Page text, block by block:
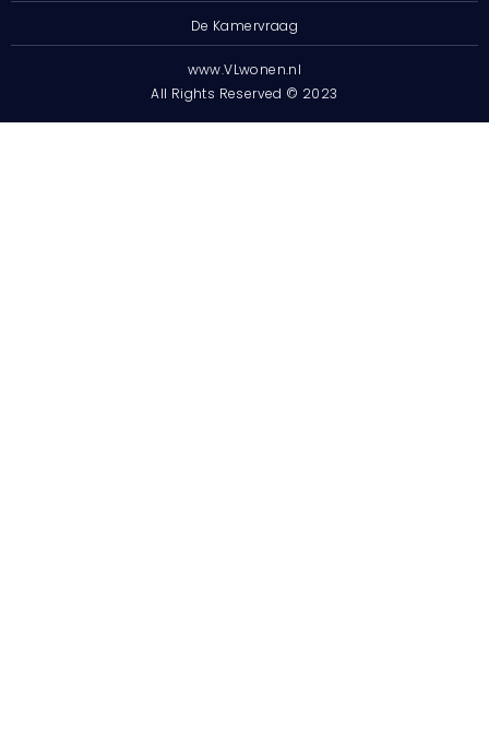
De Kamervraag
www.VLwonen.nl
All Rights Reserved © 2023